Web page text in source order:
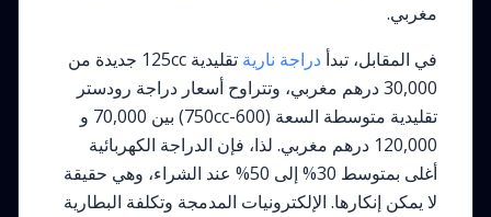
مغربي.
في المقابل، تبدأ دراجة نارية
تقليدية 125cc جديدة من
30,000 درهم مغربي، وتتراوح أسعار دراجة رودستر
تقليدية متوسطة السعة (600-750cc) بين 70,000 و
120,000 درهم مغربي. لذا، فإن الدراجة الكهربائية
أغلى بمتوسط 30% إلى 50% عند الشراء، وهي حقيقة
لا يمكن إنكارها. الإلكترونيات المدمجة وتكلفة البطارية